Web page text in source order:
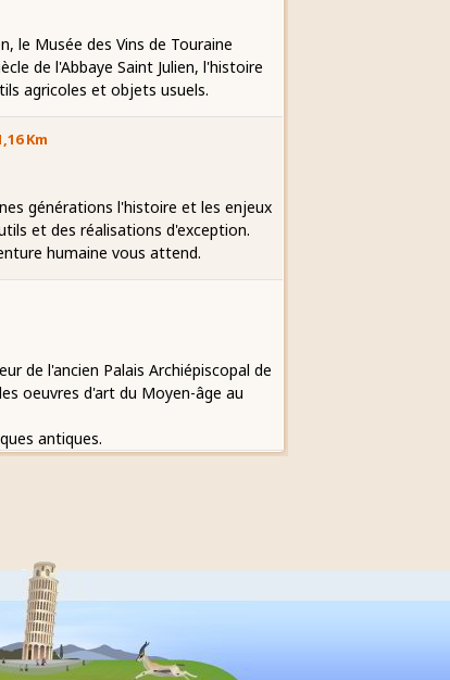
le Musée des Vins de Touraine
de l'Abbaye Saint Julien, l'histoire
agricoles et objets usuels.
Km
générations l'histoire et les enjeux
et des réalisations d'exception.
humaine vous attend.
de l'ancien Palais Archiépiscopal de
oeuvres d'art du Moyen-âge au
antiques.